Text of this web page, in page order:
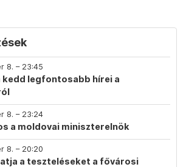
8. – 23:45
kedd legfontosabb hírei a
8. – 23:24
a moldovai miniszterelnök
8. – 20:20
a teszteléseket a fővárosi